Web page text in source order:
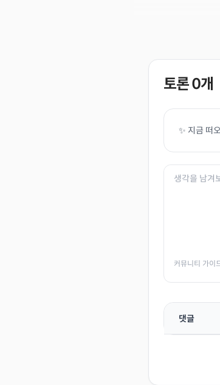
토론0개
✨ 지금 떠
커뮤니티 가이
댓글